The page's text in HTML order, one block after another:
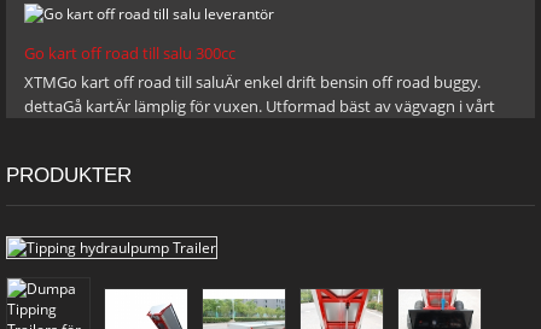
Go kart off road till salu 300cc
XTMGo kart off road till saluÄr enkel drift bensin off road buggy.
dettaGå kartÄr lämplig för vuxen. Utformad bäst av vägvagn i vårt
definierar enkelhet med stopp / gå fotspedaler och en gasreglering.
PRODUKTER